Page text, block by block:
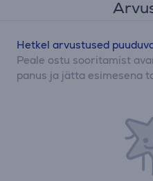
Hetkel arvustused
Peale ostu sooritamist
panus ja jätta esimesena